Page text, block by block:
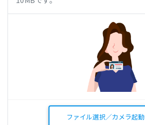
ファイル選択／カメラ起動